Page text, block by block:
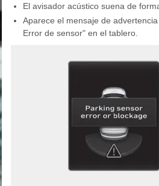
El avisador acústico suena de
Aparece el mensaje de
Error de sensor" en el tablero.